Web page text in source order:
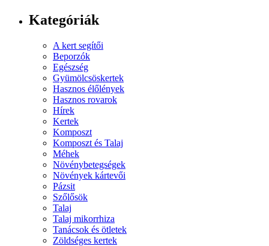
Kategóriák
A kert segítői
Beporzók
Egészség
Gyümölcsöskertek
Hasznos élőlények
Hasznos rovarok
Hírek
Kertek
Komposzt
Komposzt és Talaj
Méhek
Növénybetegségek
Növények kártevői
Pázsit
Szőlősök
Talaj
Talaj mikorrhiza
Tanácsok és ötletek
Zöldséges kertek